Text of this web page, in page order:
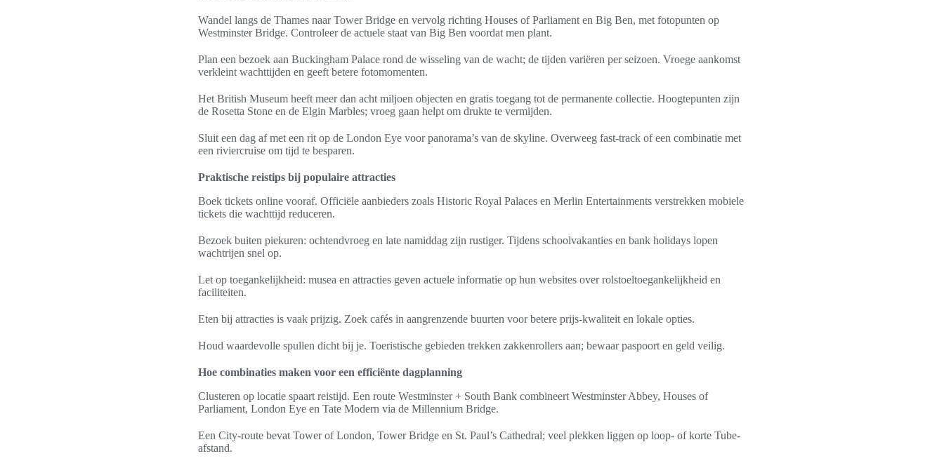
Wandel langs de Thames naar Tower Bridge en vervolg richting Houses of Parliament en Big Ben, met fotopunten op
Westminster Bridge. Controleer de actuele staat van Big Ben voordat men plant.
Plan een bezoek aan Buckingham Palace rond de wisseling van de wacht; de tijden variëren per seizoen. Vroege aankomst
verkleint wachttijden en geeft betere fotomomenten.
Het British Museum heeft meer dan acht miljoen objecten en gratis toegang tot de permanente collectie. Hoogtepunten zijn
de Rosetta Stone en de Elgin Marbles; vroeg gaan helpt om drukte te vermijden.
Sluit een dag af met een rit op de London Eye voor panorama’s van de skyline. Overweeg fast-track of een combinatie met
een riviercruise om tijd te besparen.
Praktische reistips bij populaire attracties
Boek tickets online vooraf. Officiële aanbieders zoals Historic Royal Palaces en Merlin Entertainments verstrekken mobiele
tickets die wachttijd reduceren.
Bezoek buiten piekuren: ochtendvroeg en late namiddag zijn rustiger. Tijdens schoolvakanties en bank holidays lopen
wachtrijen snel op.
Let op toegankelijkheid: musea en attracties geven actuele informatie op hun websites over rolstoeltoegankelijkheid en
faciliteiten.
Eten bij attracties is vaak prijzig. Zoek cafés in aangrenzende buurten voor betere prijs-kwaliteit en lokale opties.
Houd waardevolle spullen dicht bij je. Toeristische gebieden trekken zakkenrollers aan; bewaar paspoort en geld veilig.
Hoe combinaties maken voor een efficiënte dagplanning
Clusteren op locatie spaart reistijd. Een route Westminster + South Bank combineert Westminster Abbey, Houses of
Parliament, London Eye en Tate Modern via de Millennium Bridge.
Een City-route bevat Tower of London, Tower Bridge en St. Paul’s Cathedral; veel plekken liggen op loop- of korte Tube-
afstand.